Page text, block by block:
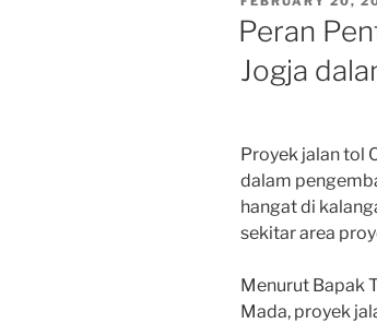
ON
Peran
Jogja
Proyek jalan tol
dalam
hangat di
sekitar area
Menurut Bapak
Mada, proyek